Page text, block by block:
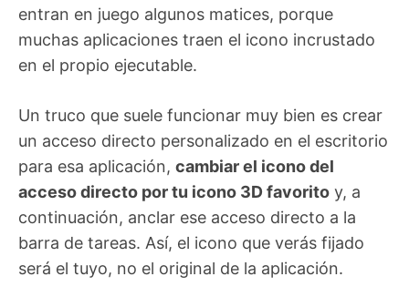
entran en juego algunos matices, porque
muchas aplicaciones traen el icono incrustado
en el propio ejecutable.
Un truco que suele funcionar muy bien es crear
un acceso directo personalizado en el escritorio
para esa aplicación, cambiar el icono del
acceso directo por tu icono 3D favorito y, a
continuación, anclar ese acceso directo a la
barra de tareas. Así, el icono que verás fijado
será el tuyo, no el original de la aplicación.